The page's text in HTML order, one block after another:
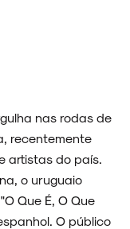
nas rodas de
recentemente
artistas do país.
o uruguaio
Que É, O Que
O público